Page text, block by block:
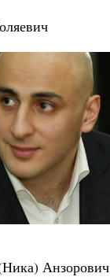
Анзорович